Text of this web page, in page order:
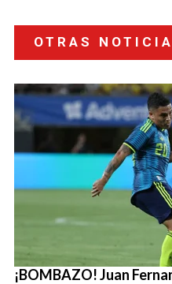
OTRAS
¡BOMBAZO! Juan